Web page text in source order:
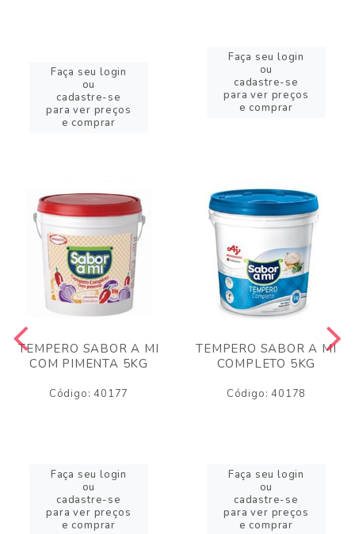
Faça seu login
ou
cadastre-se
para ver preços
e comprar
Faça seu login
ou
cadastre-se
para ver preços
e comprar
TEMPERO SABOR A MI
COM PIMENTA 5KG
Código: 40177
Faça seu login
ou
cadastre-se
para ver preços
e comprar
TEMPERO SABOR A MI
COMPLETO 5KG
Código: 40178
Faça seu login
ou
cadastre-se
para ver preços
e comprar